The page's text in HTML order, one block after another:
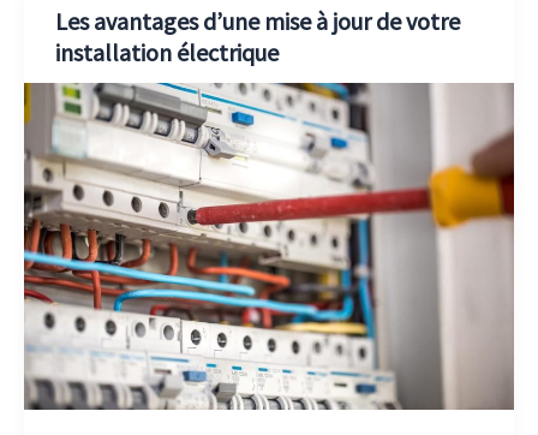
Les avantages d’une mise à jour de votre
installation électrique